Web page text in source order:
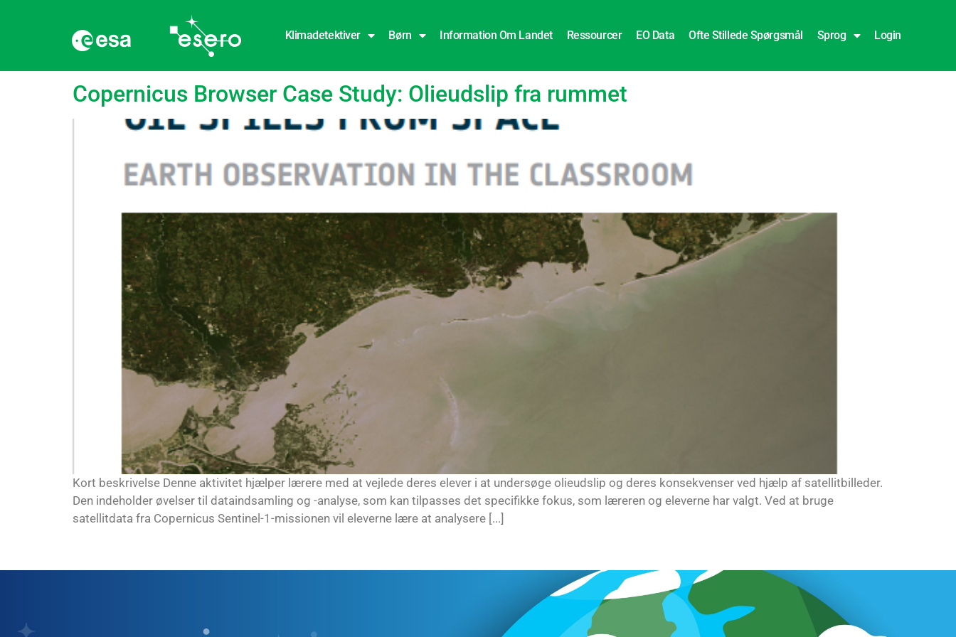
Klimadetektiver Børn Information Om Landet Ressourcer EO Data Ofte Stillede Spørgsmål Sprog Login
Tag: Registrering af forurening
Copernicus Browser Case Study: Olieudslip fra rummet
Kort beskrivelse Denne aktivitet hjælper lærere med at vejlede deres elever i at undersøge olieudslip og deres konsekvenser ved hjælp af satellitbilleder.
Den indeholder øvelser til dataindsamling og -analyse, som kan tilpasses det specifikke fokus, som læreren og eleverne har valgt. Ved at bruge
satellitdata fra Copernicus Sentinel-1-missionen vil eleverne lære at analysere [...]